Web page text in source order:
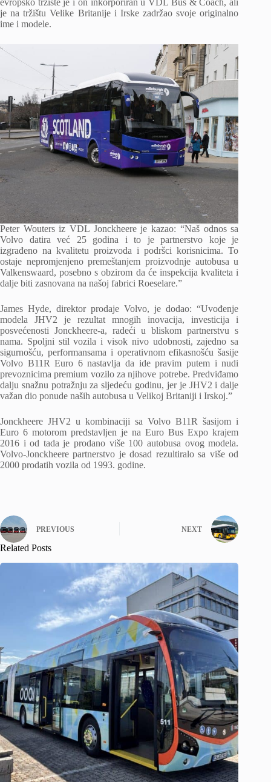
je na tržištu Velike Britanije i Irske zadržao svoje originalno
ime i modele.
Peter Wouters iz VDL Jonckheere je kazao: “Naš odnos sa
Volvo datira već 25 godina i to je partnerstvo koje je
izgrađeno na kvalitetu proizvoda i podršci korisnicima. To
ostaje nepromjenjeno premeštanjem proizvodnje autobusa u
Valkenswaard, posebno s obzirom da će inspekcija kvaliteta i
dalje biti zasnovana na našoj fabrici Roeselare.”
James Hyde, direktor prodaje Volvo, je dodao: “Uvođenje
modela JHV2 je rezultat mnogih inovacija, investicija i
posvećenosti Jonckheere-a, radeći u bliskom partnerstvu s
nama. Spoljni stil vozila i visok nivo udobnosti, zajedno sa
sigurnošću, performansama i operativnom efikasnošću šasije
Volvo B11R Euro 6 nastavlja da ide pravim putem i nudi
prevoznicima premium vozilo za njihove potrebe. Predviđamo
dalju snažnu potražnju za sljedeću godinu, jer je JHV2 i dalje
važan dio ponude naših autobusa u Velikoj Britaniji i Irskoj.”
Jonckheere JHV2 u kombinaciji sa Volvo B11R šasijom i
Euro 6 motorom predstavljen je na Euro Bus Expo krajem
2016 i od tada je prodano više 100 autobusa ovog modela.
Volvo-Jonckheere partnerstvo je dosad rezultiralo sa više od
2000 prodatih vozila od 1993. godine.
PREVIOUS NEXT
Related Posts